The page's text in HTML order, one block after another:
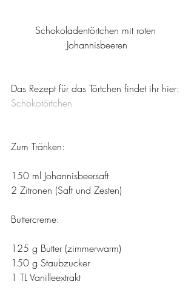
Schokoladentörtchen mit roten
Johannisbeeren
Das Rezept für das Törtchen findet ihr hier:
Schokotörtchen
Zum Tränken:
150 ml Johannisbeersaft
2 Zitronen (Saft und Zesten)
Buttercreme:
125 g Butter (zimmerwarm)
150 g Staubzucker
1 TL Vanilleextrakt